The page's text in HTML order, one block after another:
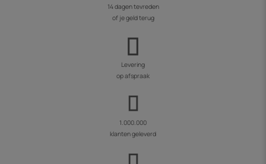
14 dagen tevreden
of je geld terug
Levering
op afspraak
1.000.000
klanten geleverd